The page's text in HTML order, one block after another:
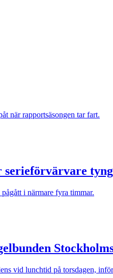
när rapportsäsongen tar fart.
serieförvärvare
i närmare fyra timmar.
vid lunchtid på torsdagen,